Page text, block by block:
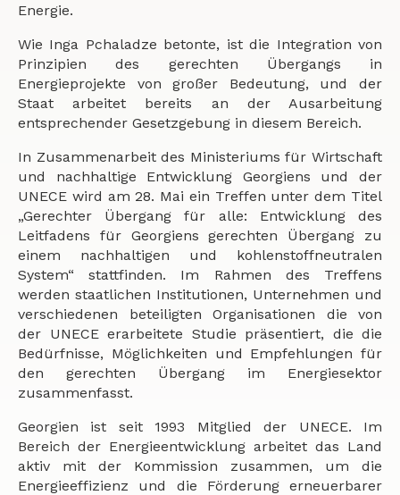
Energie.
Wie Inga Pchaladze betonte, ist die Integration von
Prinzipien des gerechten Übergangs in
Energieprojekte von großer Bedeutung, und der
Staat arbeitet bereits an der Ausarbeitung
entsprechender Gesetzgebung in diesem Bereich.
In Zusammenarbeit des Ministeriums für Wirtschaft
und nachhaltige Entwicklung Georgiens und der
UNECE wird am 28. Mai ein Treffen unter dem Titel
„Gerechter Übergang für alle: Entwicklung des
Leitfadens für Georgiens gerechten Übergang zu
einem nachhaltigen und kohlenstoffneutralen
System“ stattfinden. Im Rahmen des Treffens
werden staatlichen Institutionen, Unternehmen und
verschiedenen beteiligten Organisationen die von
der UNECE erarbeitete Studie präsentiert, die die
Bedürfnisse, Möglichkeiten und Empfehlungen für
den gerechten Übergang im Energiesektor
zusammenfasst.
Georgien ist seit 1993 Mitglied der UNECE. Im
Bereich der Energieentwicklung arbeitet das Land
aktiv mit der Kommission zusammen, um die
Energieeffizienz und die Förderung erneuerbarer